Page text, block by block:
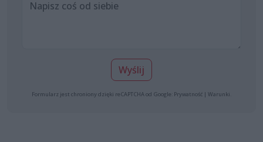
Wyślij
Formularz jest chroniony dzięki reCAPTCHA od Google: Prywatność | Warunki